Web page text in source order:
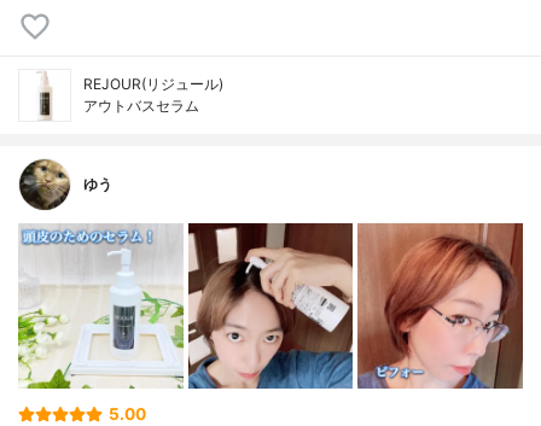
REJOUR(リジュール)
アウトバスセラム
ゆう
5.00